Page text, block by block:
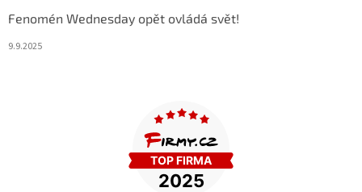
Fenomén Wednesday opět ovládá svět!
9.9.2025